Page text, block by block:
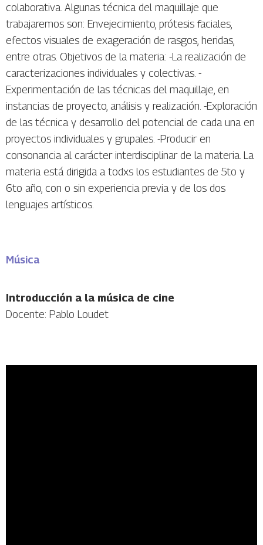
colaborativa. Algunas técnica del maquillaje que
trabajaremos son: Envejecimiento, prótesis faciales,
efectos visuales de exageración de rasgos, heridas,
entre otras. Objetivos de la materia: -La realización de
caracterizaciones individuales y colectivas. -
Experimentación de las técnicas del maquillaje, en
instancias de proyecto, análisis y realización. -Exploración
de las técnica y desarrollo del potencial de cada una en
proyectos individuales y grupales. -Producir en
consonancia al carácter interdisciplinar de la materia. La
materia está dirigida a todxs los estudiantes de 5to y
6to año, con o sin experiencia previa y de los dos
lenguajes artísticos.
Música
Introducción a la música de cine
Docente: Pablo Loudet